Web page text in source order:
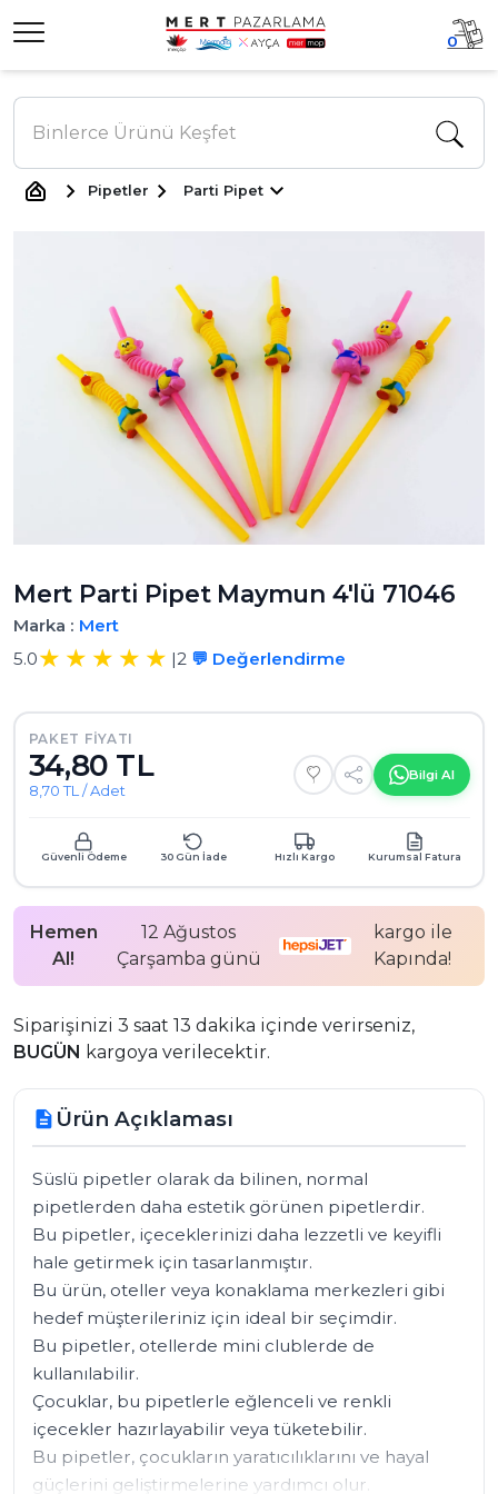
0
Pipetler Parti Pipet
Mert Parti Pipet Maymun 4'lü 71046
Marka : Mert
5.0
|2 💬 Değerlendirme
PAKET FIYATI
34,80 TL
8,70 TL / Adet
Bilgi Al
Güvenli Ödeme 30 Gün İade Hızlı Kargo Kurumsal Fatura
Hemen
Al!
12 Ağustos
Çarşamba günü
kargo ile
Kapında!
Siparişinizi 3 saat 13 dakika içinde verirseniz,
BUGÜN kargoya verilecektir.
description Ürün Açıklaması
Süslü pipetler olarak da bilinen, normal
pipetlerden daha estetik görünen pipetlerdir.
Bu pipetler, içeceklerinizi daha lezzetli ve keyifli
hale getirmek için tasarlanmıştır.
Bu ürün, oteller veya konaklama merkezleri gibi
hedef müşterileriniz için ideal bir seçimdir.
Bu pipetler, otellerde mini clublerde de
kullanılabilir.
Çocuklar, bu pipetlerle eğlenceli ve renkli
içecekler hazırlayabilir veya tüketebilir.
Bu pipetler, çocukların yaratıcılıklarını ve hayal
güçlerini geliştirmelerine yardımcı olur.